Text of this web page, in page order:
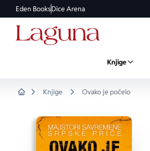
Eden BooksDice Arena
Knjige
Knjige Ovako je počelo